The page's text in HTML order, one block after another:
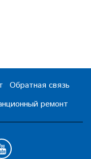
Обратная связь
ремонт